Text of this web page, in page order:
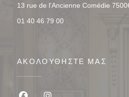
13 rue de l'Ancienne Comédie
01 40 46 79 00
ΑΚΟΛΟΥΘΉΣΤΕ ΜΑΣ